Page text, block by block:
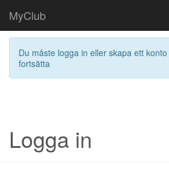
MyClub
Du måste logga in eller skapa ett
fortsätta
Logga in